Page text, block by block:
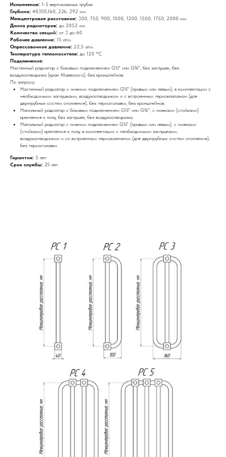
Исполнение: 1-5 вертикальных трубок
Глубина: 40,100,160, 226, 292 мм
Межцентровое расстояние: 300, 750, 900, 1000, 1200, 1500, 1750, 2000 мм.
Длина радиаторов: до 2052 мм
Количество секций: от 3 до 60
Рабочее давление: 15 атм.
Опрессовочное давление: 22,5 атм.
Температура теплоносителя: до 120 °С
Подключение:
Настенный радиатор с боковым подключением G½" или G¾", без заглушек, без
воздухоотводчика (кран Маевского), без кронштейнов.
По запросу:
Настенный радиатор с нижним подключением G½" (правым или левым), в комплектации с
необходимыми заглушками, воздухоотводчиком и с встроенным термоклапаном (для
двухтрубных систем отопления), без термоголовки, без кронштейнов;
Напольный радиатор с боковым подключением G½" или G¾", с ножками (стойками)
крепления к полу, без заглушек, без воздухоотводчика;
Напольный радиатор с нижним подключением G½" (правым или левым), с ножками
(стойками) крепления к полу, в комплектации с необходимыми заглушками,
воздухоотводчиком и со встроенным термоклапаном (для двухтрубных систем отопления),
без термоголовки.
Гарантия: 5 лет
Срок службы: 25 лет